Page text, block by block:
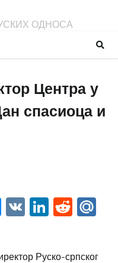
ОДНОСА
Центра у
спасиоца и
Messenger
VK
Руско-српског